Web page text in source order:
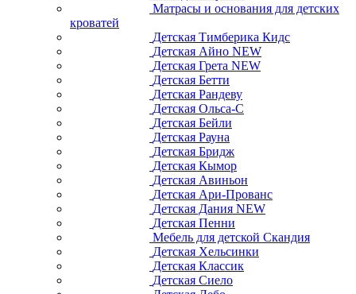
Матрасы и основания для детских
кроватей
Детская Тимберика Кидс
Детская Айно NEW
Детская Грета NEW
Детская Бетти
Детская Рандеву
Детская Ольса-С
Детская Бейли
Детская Рауна
Детская Бридж
Детская Кымор
Детская Авиньон
Детская Ари-Прованс
Детская Дания NEW
Детская Пенни
Мебель для детской Скандия
Детская Хельсинки
Детская Классик
Детская Сиело